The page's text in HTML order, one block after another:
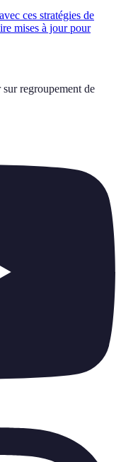
ces stratégies de
mises à jour pour
sur regroupement de